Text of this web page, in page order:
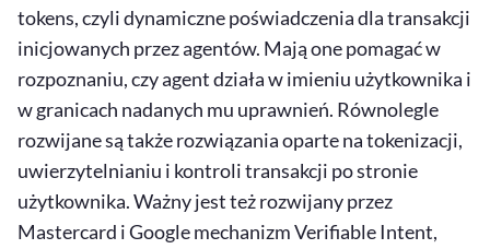
tokens, czyli dynamiczne poświadczenia dla transakcji
inicjowanych przez agentów. Mają one pomagać w
rozpoznaniu, czy agent działa w imieniu użytkownika i
w granicach nadanych mu uprawnień. Równolegle
rozwijane są także rozwiązania oparte na tokenizacji,
uwierzytelnianiu i kontroli transakcji po stronie
użytkownika. Ważny jest też rozwijany przez
Mastercard i Google mechanizmVerifiableIntent,